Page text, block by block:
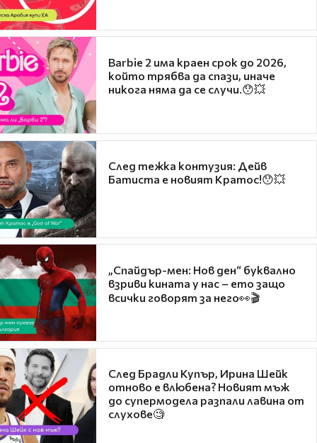
Barbie 2 има краен срок до 2026,
който трябва да спази, иначе
никога няма да се случи.😯💥
След тежка контузия: Дейв
Батиста е новият Кратос!😯💥
„Спайдър-мен: Нов ден“ буквално
взриви кината у нас – ето защо
всички говорят за него👀🎬
След Брадли Купър, Ирина Шейк
отново е влюбена? Новият мъж
до супермодела разпали лавина от
слухове🧐